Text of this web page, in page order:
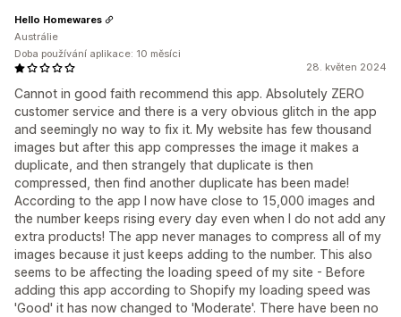
28. květen 2024
Cannot in good faith recommend this app. Absolutely ZERO
customer service and there is a very obvious glitch in the app
and seemingly no way to fix it. My website has few thousand
images but after this app compresses the image it makes a
duplicate, and then strangely that duplicate is then
compressed, then find another duplicate has been made!
According to the app I now have close to 15,000 images and
the number keeps rising every day even when I do not add any
extra products! The app never manages to compress all of my
images because it just keeps adding to the number. This also
seems to be affecting the loading speed of my site - Before
adding this app according to Shopify my loading speed was
'Good' it has now changed to 'Moderate'. There have been no
Hello Homewares
Austrálie
Doba používání aplikace: 10 měsíci